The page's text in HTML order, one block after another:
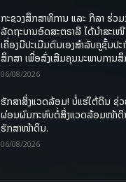
ກະຊວງສຶກສາທິການ ແລະ ກິລາ ຮ່ວ
ລັດຖະບານອົດສະຕຣາລີ ໄດ້ນຳສະເໜີ
ເຄື່ອງມືປະເມີນຕົນເອງສຳລັບຄູຊັ້ນປ
ສຶກສາ ເພື່ອສົ່ງເສີມຄຸນນະພາບການສຶ
06/08/2026
ຮັກສາສິ່ງແວດລ້ອມ! ບໍ່ແຮ່ໃຕ້ດິນ ຊ່
ຜ່ອນຜົນກະທົບຕໍ່ສິ່ງແວດລ້ອມໜ້າດິ
ຮັກສາໜ້າດິນ.
06/08/2026